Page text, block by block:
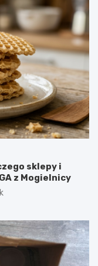
sklepy i
z Mogielnicy